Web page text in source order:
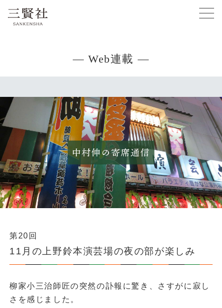
— Web連載 —
第20回
11月の上野鈴本演芸場の夜の部が楽しみ
柳家小三治師匠の突然の訃報に驚き、さすがに寂し
さを感じました。